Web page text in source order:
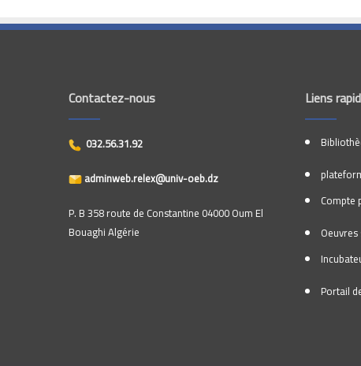
Contactez-nous
032.56.31.92
adminweb.relex@univ-oeb.dz
P. B 358 route de Constantine 04000 Oum El
Bouaghi Algérie
Liens
Compte
Portail